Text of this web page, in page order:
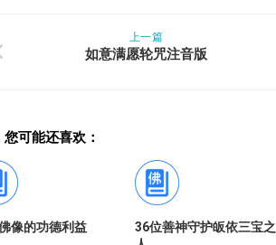
上一篇
如意满愿轮咒注音版
您可能还喜欢：
像的功德利益
36位善神守护皈依三宝之